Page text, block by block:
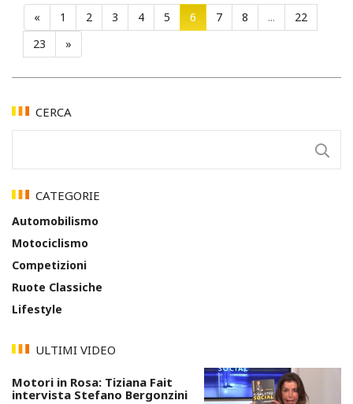
« 1 2 3 4 5 6 7 8 ...
22
23
»
CERCA
CATEGORIE
Automobilismo
Motociclismo
Competizioni
Ruote Classiche
Lifestyle
ULTIMI VIDEO
Motori in Rosa: Tiziana Fait
intervista Stefano Bergonzini